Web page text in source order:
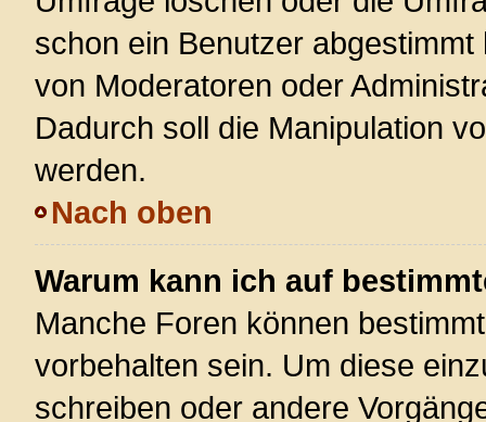
schon ein Benutzer
von Moderatoren oder
Dadurch soll die Manipulation
werden.
Nach oben
Warum kann ich auf
Manche Foren können
vorbehalten sein. Um diese
schreiben oder andere